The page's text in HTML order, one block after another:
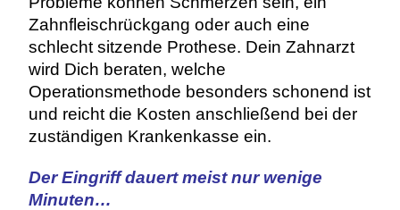
Zahnfleischrückgang oder auch eine
schlecht sitzende Prothese. Dein Zahnarzt
wird Dich beraten, welche
Operationsmethode besonders schonend ist
und reicht die Kosten anschließend bei der
zuständigen Krankenkasse ein.
Der Eingriff dauert meist nur wenige
Minuten…